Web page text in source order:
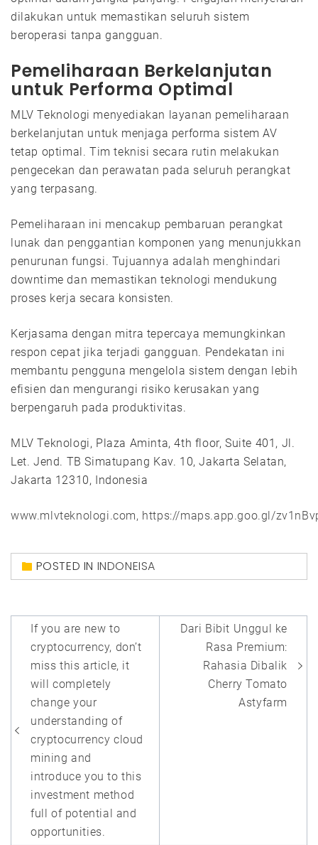
dilakukan untuk memastikan seluruh sistem
beroperasi tanpa gangguan.
Pemeliharaan Berkelanjutan
untuk Performa Optimal
MLV Teknologi menyediakan layanan pemeliharaan
berkelanjutan untuk menjaga performa sistem AV
tetap optimal. Tim teknisi secara rutin melakukan
pengecekan dan perawatan pada seluruh perangkat
yang terpasang.
Pemeliharaan ini mencakup pembaruan perangkat
lunak dan penggantian komponen yang menunjukkan
penurunan fungsi. Tujuannya adalah menghindari
downtime dan memastikan teknologi mendukung
proses kerja secara konsisten.
Kerjasama dengan mitra tepercaya memungkinkan
respon cepat jika terjadi gangguan. Pendekatan ini
membantu pengguna mengelola sistem dengan lebih
efisien dan mengurangi risiko kerusakan yang
berpengaruh pada produktivitas.
MLV Teknologi, Plaza Aminta, 4th floor, Suite 401, Jl.
Let. Jend. TB Simatupang Kav. 10, Jakarta Selatan,
Jakarta 12310, Indonesia
www.mlvteknologi.com, https://maps.app.goo.gl/
POSTED IN INDONEISA
Post
navigation
If you are new to
cryptocurrency, don’t
miss this article, it
will completely
change your
understanding of
cryptocurrency cloud
mining and
introduce you to this
investment method
full of potential and
opportunities.
Dari Bibit Unggul ke
Rasa Premium:
Rahasia Dibalik
Cherry Tomato
Astyfarm